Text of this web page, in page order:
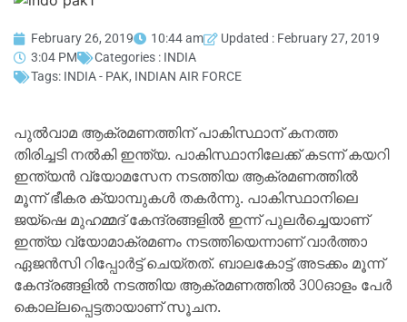
February 26, 2019 10:44 am
Updated : February 27, 2019
3:04 PM
Categories : INDIA
Tags: INDIA - PAK, INDIAN AIR FORCE
പുൽവാമ ആക്രമണത്തിന് പാകിസ്ഥാന് കനത്ത
തിരിച്ചടി നൽകി ഇന്ത്യ. പാകിസ്ഥാനിലേക്ക് കടന്ന് കയറി
ഇന്ത്യൻ വ്യോമസേന നടത്തിയ ആക്രമണത്തിൽ
മൂന്ന് ഭീകര ക്യാമ്പുകൾ തകര്‍ന്നു. പാകിസ്ഥാനിലെ
ജയ്ഷെ മുഹമ്മദ് കേന്ദ്രങ്ങളിൽ ഇന്ന് പുലർച്ചെയാണ്
ഇന്ത്യ വ്യോമാക്രമണം നടത്തിയെന്നാണ് വാർത്താ
ഏജൻസി റിപ്പോർട്ട് ചെയ്തത്. ബാലകോട്ട് അടക്കം മൂന്ന്
കേന്ദ്രങ്ങളിൽ നടത്തിയ ആക്രമണത്തിൽ 300ഓളം പേർ
കൊല്ലപ്പെട്ടതായാണ് സൂചന.